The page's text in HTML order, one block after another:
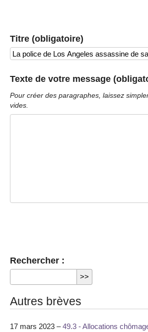
Titre (obligatoire)
Texte de votre message
Pour créer des paragraphes, laissez
vides.
Rechercher :
Autres brèves
17 mars 2023 –49.3 - Allocations